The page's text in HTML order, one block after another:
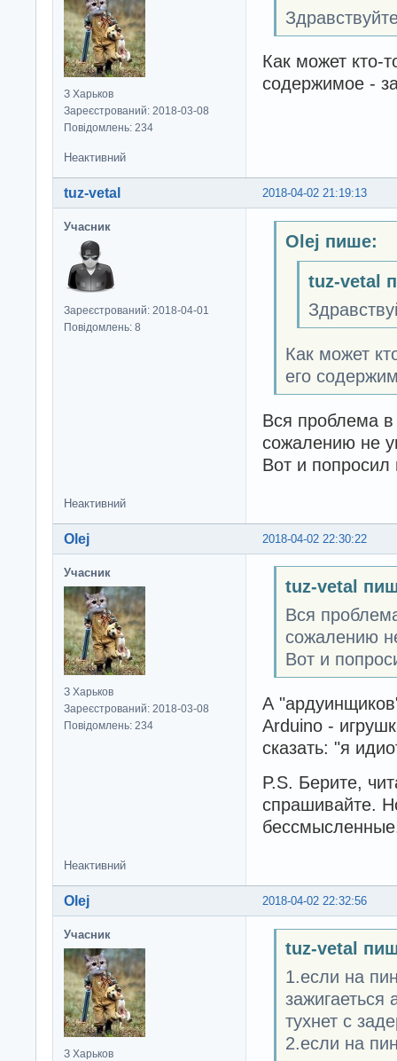
З Харьков
Зареєстрований: 2018-03-08
Повідомлень: 234
Как может кто-
содержимое -
Неактивний
2018-04-02 21:19:13
tuz-vetal
Учасник
Зареєстрований: 2018-04-01
Повідомлень: 8
Olej пише:
tuz-vetal
Как может
его
Вся проблема в
сожалению не
Вот и
Неактивний
2018-04-02 22:30:22
Olej
Учасник
З Харьков
Зареєстрований: 2018-03-08
Повідомлень: 234
tuz-vetal
Вся
сожалению
Вот и
А
Arduino -
сказать: "я
P.S. Берите,
спрашивайте.
Неактивний
2018-04-02 22:32:56
Olej
Учасник
З Харьков
tuz-vetal
1.если на
зажигаеться
тухнет с
2.если на